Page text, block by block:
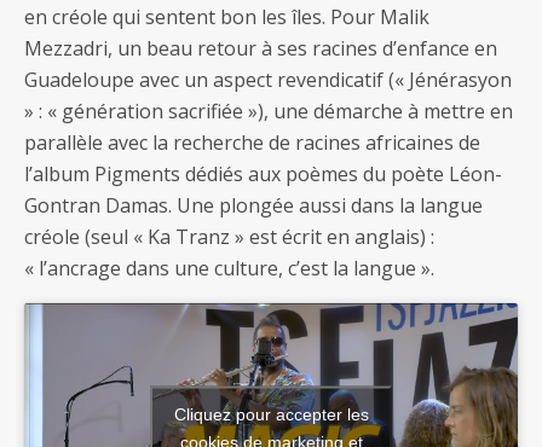
en créole qui sentent bon les îles. Pour Malik
Mezzadri, un beau retour à ses racines d’enfance en
Guadeloupe avec un aspect revendicatif (« Jénérasyon
» : « génération sacrifiée »), une démarche à mettre en
parallèle avec la recherche de racines africaines de
l’album Pigments dédiés aux poèmes du poète Léon-
Gontran Damas. Une plongée aussi dans la langue
créole (seul « Ka Tranz » est écrit en anglais) :
« l’ancrage dans une culture, c’est la langue ».
Cliquez pour accepter les
cookies de marketing et